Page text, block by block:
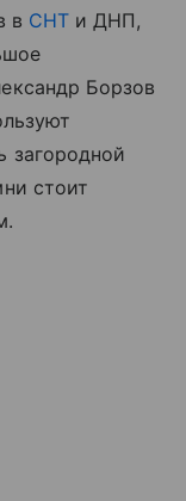
в СНТи ДНП,
Борзов
загородной
стоит